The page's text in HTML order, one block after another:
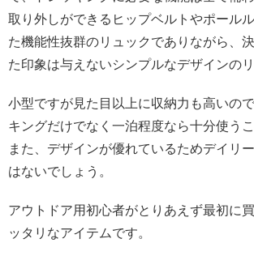
取り外しができるヒップベルトやポール
た機能性抜群のリュックでありながら、
た印象は与えないシンプルなデザインのリ
小型ですが見た目以上に収納力も高いの
キングだけでなく一泊程度なら十分使う
また、デザインが優れているためデイリ
はないでしょう。
アウトドア用初心者がとりあえず最初に
ッタリなアイテムです。